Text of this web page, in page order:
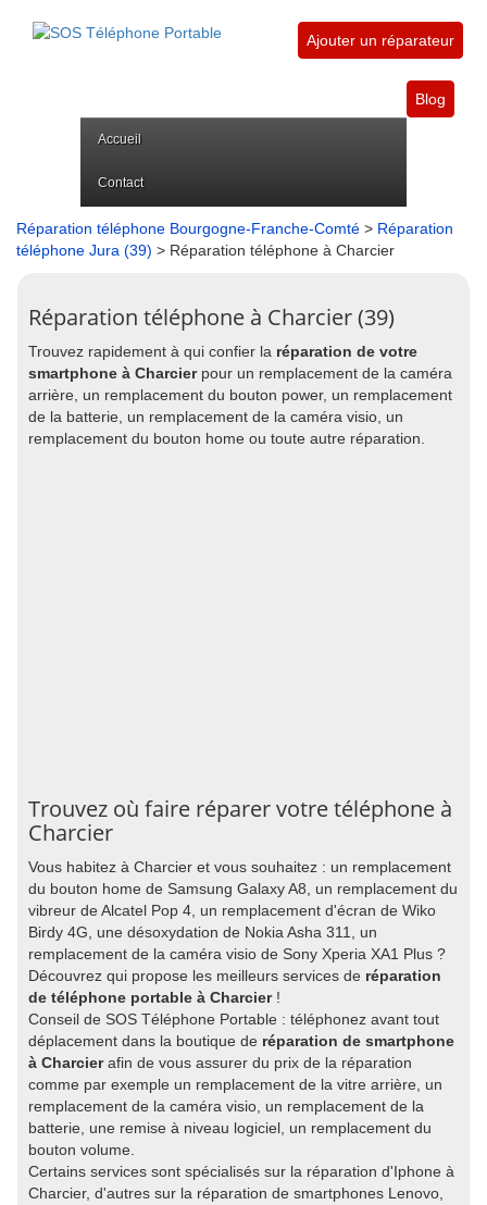
Ajouter un réparateur
Blog
Accueil
Contact
Réparation téléphone Bourgogne-Franche-Comté > Réparation
téléphone Jura (39) > Réparation téléphone à Charcier
Réparation téléphone à Charcier (39)
Trouvez rapidement à qui confier la réparation de votre
smartphone à Charcierpour un remplacement de la caméra
arrière, un remplacement du bouton power, un remplacement
de la batterie, un remplacement de la caméra visio, un
remplacement du bouton home ou toute autre réparation.
Trouvez où faire réparer votre téléphone à
Charcier
Vous habitez à Charcier et vous souhaitez : un remplacement
du bouton home de Samsung Galaxy A8, un remplacement du
vibreur de Alcatel Pop 4, un remplacement d'écran de Wiko
Birdy 4G, une désoxydation de Nokia Asha 311, un
remplacement de la caméra visio de Sony Xperia XA1 Plus ?
Découvrez qui propose les meilleurs services de réparation
de téléphone portable à Charcier!
Conseil de SOS Téléphone Portable : téléphonez avant tout
déplacement dans la boutique de réparation de smartphone
à Charcierafin de vous assurer du prix de la réparation
comme par exemple un remplacement de la vitre arrière, un
remplacement de la caméra visio, un remplacement de la
batterie, une remise à niveau logiciel, un remplacement du
bouton volume.
Certains services sont spécialisés sur la réparation d'Iphone à
Charcier, d'autres sur la réparation de smartphones Lenovo,